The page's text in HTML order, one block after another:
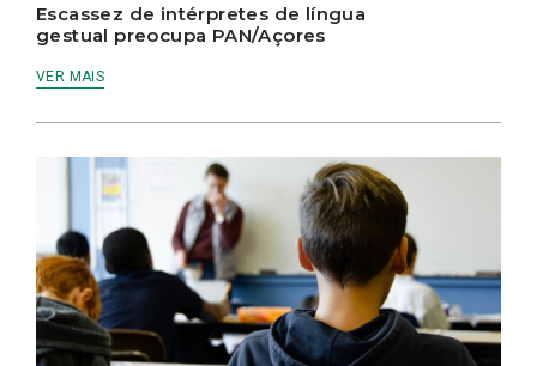
Escassez de intérpretes de língua
gestual preocupa PAN/Açores
VER MAIS